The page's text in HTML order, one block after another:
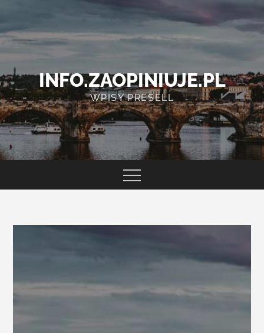
content
INFO.ZAOPINIUJE.PL
WPISY PRESELL